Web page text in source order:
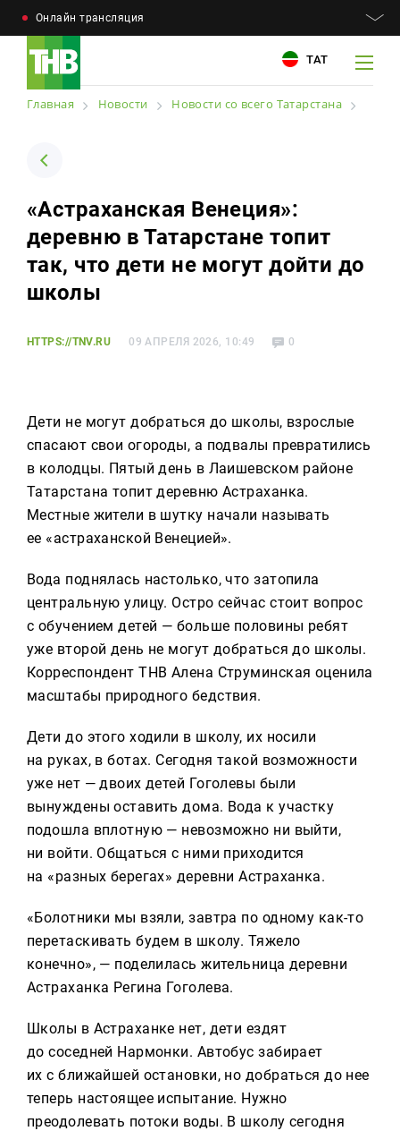
Онлайн трансляция
ТАТ
Новости
Телепрограмма
+7 (843) 570−50−00
reception@tnvtv.ru
Для связи
+7 (843) 570−50−00
reception@tnvtv.ru
Главная Новости Новости со всего Татарстана
«Астраханская Венеция»:
деревню в Татарстане топит
так, что дети не могут дойти до
школы
HTTPS://TNV.RU 09 АПРЕЛЯ 2026, 10:49 0
Дети не могут добраться до школы, взрослые
спасают свои огороды, а подвалы превратились
в колодцы. Пятый день в Лаишевском районе
Татарстана топит деревню Астраханка.
Местные жители в шутку начали называть
ее «астраханской Венецией».
Вода поднялась настолько, что затопила
центральную улицу. Остро сейчас стоит вопрос
с обучением детей — больше половины ребят
уже второй день не могут добраться до школы.
Корреспондент ТНВ Алена Струминская оценила
масштабы природного бедствия.
Дети до этого ходили в школу, их носили
на руках, в ботах. Сегодня такой возможности
уже нет — двоих детей Гоголевы были
вынуждены оставить дома. Вода к участку
подошла вплотную — невозможно ни выйти,
ни войти. Общаться с ними приходится
на «разных берегах» деревни Астраханка.
«Болотники мы взяли, завтра по одному как-то
перетаскивать будем в школу. Тяжело
конечно», — поделилась жительница деревни
Астраханка Регина Гоголева.
Школы в Астраханке нет, дети ездят
до соседней Нармонки. Автобус забирает
их с ближайшей остановки, но добраться до нее
теперь настоящее испытание. Нужно
преодолевать потоки воды. В школу сегодня